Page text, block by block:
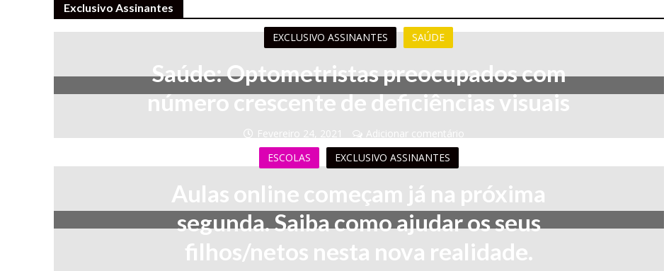
Exclusivo Assinantes
EXCLUSIVO ASSINANTES SAÚDE
Saúde: Optometristas preocupados com
número crescente de deficiências visuais
Fevereiro 24, 2021
Adicionar comentário
ESCOLAS
EXCLUSIVO ASSINANTES
Aulas online começam já na próxima
segunda. Saiba como ajudar os seus
filhos/netos nesta nova realidade.